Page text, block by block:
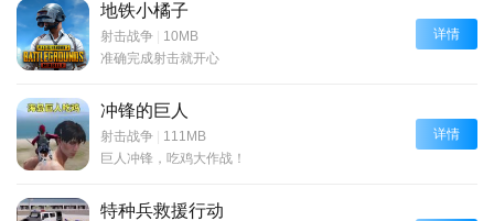
地铁小橘子
射击战争
10MB
准确完成射击就开心
详情
冲锋的巨人
射击战争
111MB
巨人冲锋，吃鸡大作战！
详情
特种兵救援行动